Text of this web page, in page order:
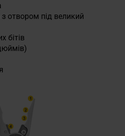
отвором під великий
бітів